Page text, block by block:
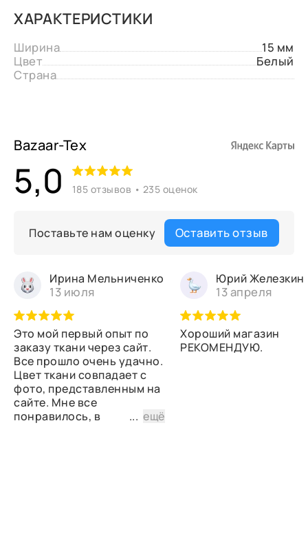
ХАРАКТЕРИСТИКИ
Ширина
15 мм
Цвет
Белый
Страна
Bazaar-Tex
5,0 185 отзывов • 235 оценок
Поставьте нам оценку Оставить отзыв
Ирина Мельниченко
13 июля
Это мой первый опыт по
заказу ткани через сайт.
Все прошло очень удачно.
Цвет ткани совпадает с
фото, представленным на
сайте. Мне все
понравилось, в
...ещё
Юрий Железкин
13 апреля
Хороший магазин
РЕКОМЕНДУЮ.